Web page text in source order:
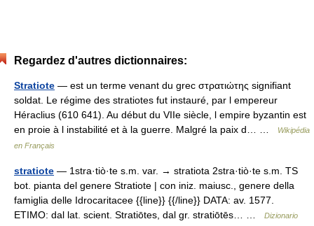
Regardez d'autres dictionnaires:
Stratiote — est un terme venant du grec στρατιώτης signifiant
soldat. Le régime des stratiotes fut instauré, par l empereur
Héraclius (610 641). Au début du VIIe siècle, l empire byzantin est
en proie à l instabilité et à la guerre. Malgré la paix d… …
Wikipédia
en Français
stratiote — 1stra·tiò·te s.m. var. → stratiota 2stra·tiò·te s.m. TS
bot. pianta del genere Stratiote | con iniz. maiusc., genere della
famiglia delle Idrocaritacee {{line}} {{/line}} DATA: av. 1577.
ETIMO: dal lat. scient. Stratiōtes, dal gr. stratiōtēs… …
Dizionario